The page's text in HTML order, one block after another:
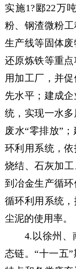
实施1?郾22万
粉、钢渣微粉
生产线等固体
还原炼铁等重
用加工厂，并
先水平；建成
统，实现一水
废水“零排放”
环利用系统，
烧结、石灰加
到冶金生产循
循环利用系统
尘泥的使用率。
4.以徐州、南
态链。“十一五